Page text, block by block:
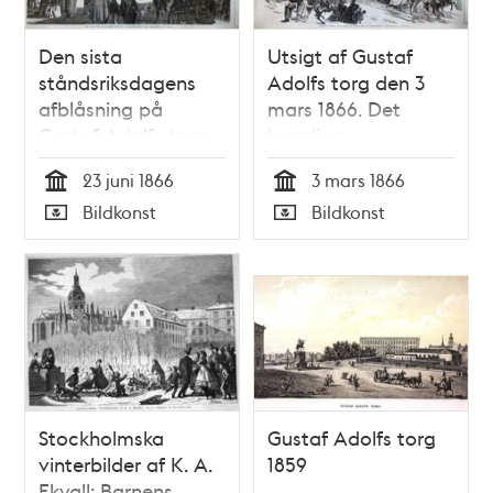
Den sista
ståndsriksdagens
afblåsning på
Gustaf Adolfs torg.
Litografi i Ny
Illustrerad Tidning,
nr 25 den 23 juni
1866
Tid
23 juni 1866
Typ
Bildkonst
Utsigt af Gustaf
Adolfs torg den 3
mars 1866. Det
kungliga
Slädpartiet.
Litografi i Ny
Illustrerad Tidning,
nr 11 den 17 mars
Tid
3 mars 1866
Typ
Bildkonst
Stockholmska
vinterbilder af K. A.
Gustaf Adolfs torg
1859